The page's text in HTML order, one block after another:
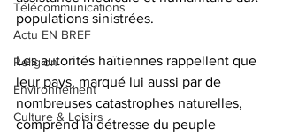
Télécommunications
Actu EN BREF
Religion
Environnement
Culture & Loisirs
populations sinistrées.
Les autorités haïtiennes rappellent que
leur pays, marqué lui aussi par de
nombreuses catastrophes naturelles,
comprend la détresse du peuple